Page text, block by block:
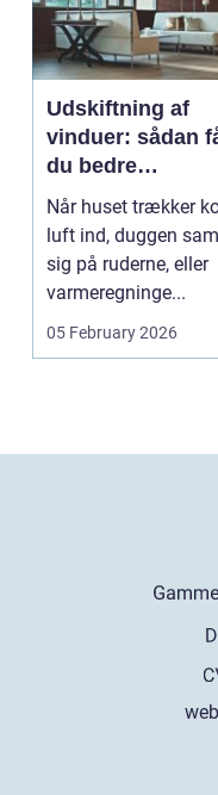
Udskiftning af
vinduer: sådan
du bedre
indeklima og
lavere
varmeregning
Når huset trækker
luft ind, duggen
sig på ruderne, eller
varmeregninge...
05 February 2026